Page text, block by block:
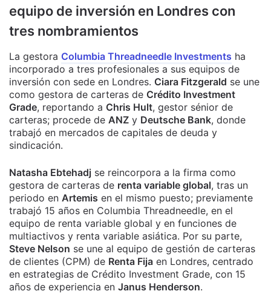
equipo de inversión en Londres con
tres nombramientos
La gestora Columbia Threadneedle Investments ha
incorporado a tres profesionales a sus equipos de
inversión con sede en Londres. Ciara Fitzgerald se une
como gestora de carteras de Crédito Investment
Grade, reportando a Chris Hult, gestor sénior de
carteras; procede de ANZ y Deutsche Bank, donde
trabajó en mercados de capitales de deuda y
sindicación.
Natasha Ebtehadj se reincorpora a la firma como
gestora de carteras de renta variable global, tras un
periodo en Artemis en el mismo puesto; previamente
trabajó 15 años en Columbia Threadneedle, en el
equipo de renta variable global y en funciones de
multiactivos y renta variable asiática. Por su parte,
Steve Nelson se une al equipo de gestión de carteras
de clientes (CPM) de Renta Fija en Londres, centrado
en estrategias de Crédito Investment Grade, con 15
años de experiencia en Janus Henderson.